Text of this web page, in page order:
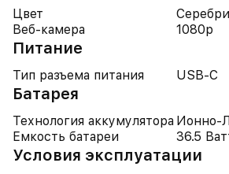
Цвет
Веб-камера
1080p
Питание
Тип разъема питания USB-C
Батарея
Технология аккумулятора Ионно-
Емкость батареи
36.5
Условия эксплуатации